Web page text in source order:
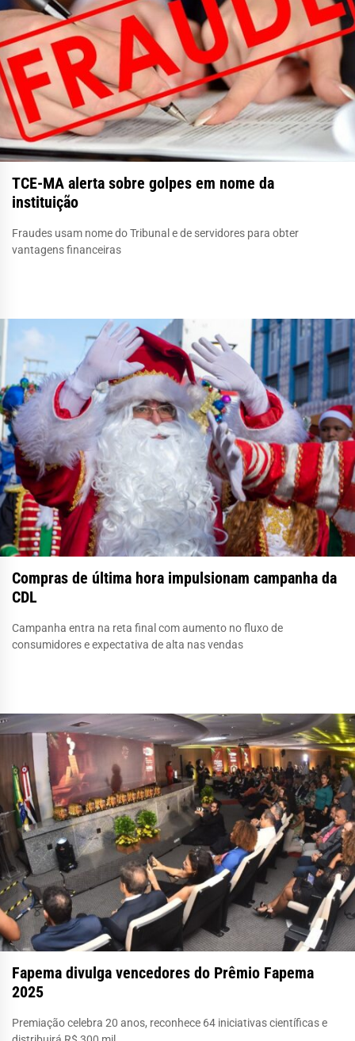
TCE-MA alerta sobre golpes em nome da
instituição
Fraudes usam nome do Tribunal e de servidores para obter
vantagens financeiras
Compras de última hora impulsionam campanha da
CDL
Campanha entra na reta final com aumento no fluxo de
consumidores e expectativa de alta nas vendas
Fapema divulga vencedores do Prêmio Fapema
2025
Premiação celebra 20 anos, reconhece 64 iniciativas científicas e